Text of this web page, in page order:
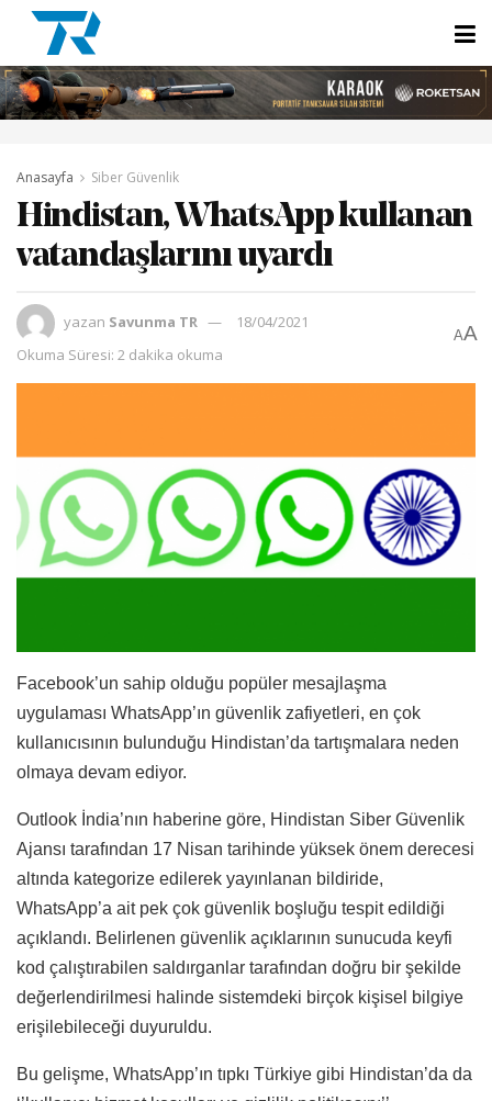
Anasayfa Siber Güvenlik
Hindistan, WhatsApp kullanan
vatandaşlarını uyardı
yazan Savunma TR
18/04/2021
Okuma Süresi: 2 dakika okuma
AA
Facebook’un sahip olduğu popüler mesajlaşma
uygulaması WhatsApp’ın güvenlik zafiyetleri, en çok
kullanıcısının bulunduğu Hindistan’da tartışmalara neden
olmaya devam ediyor.
Outlook İndia’nın haberine göre, Hindistan Siber Güvenlik
Ajansı tarafından 17 Nisan tarihinde yüksek önem derecesi
altında kategorize edilerek yayınlanan bildiride,
WhatsApp’a ait pek çok güvenlik boşluğu tespit edildiği
açıklandı. Belirlenen güvenlik açıklarının sunucuda keyfi
kod çalıştırabilen saldırganlar tarafından doğru bir şekilde
değerlendirilmesi halinde sistemdeki birçok kişisel bilgiye
erişilebileceği duyuruldu.
Bu gelişme, WhatsApp’ın tıpkı Türkiye gibi Hindistan’da da